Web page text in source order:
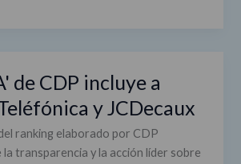
de CDP incluye a
y JCDecaux
ranking elaborado por CDP
la transparencia y la acción líder sobre